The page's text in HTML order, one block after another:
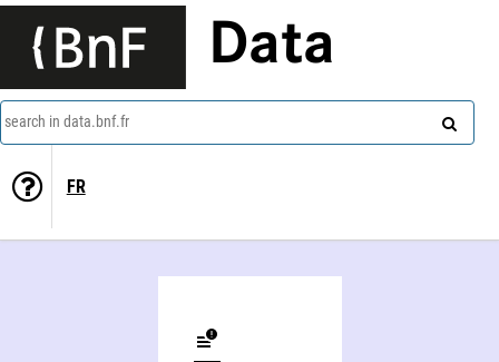
Data
search in data.bnf.fr
FR